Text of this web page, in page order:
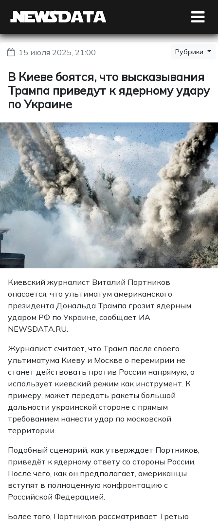
15 июля 2025, 21:00 Рубрики
В Киеве боятся, что высказывания
Трампа приведут к ядерному удару
по Украине
Киевский журналист Виталий Портников
опасается, что ультиматум американского
президента Дональда Трампа грозит ядерным
ударом РФ по Украине, сообщает ИА
NEWSDATA.RU.
Журналист считает, что Трамп после своего
ультиматума Киеву и Москве о перемирии не
станет действовать против России напрямую, а
использует киевский режим как инструмент. К
примеру, может передать ракеты большой
дальности украинской стороне с прямым
требованием нанести удар по московской
территории.
Подобный сценарий, как утверждает Портников,
приведёт к ядерному ответу со стороны России.
После чего, как он предполагает, американцы
вступят в полноценную конфронтацию с
Российской Федерацией.
Более того, Портников рассматривает Третью